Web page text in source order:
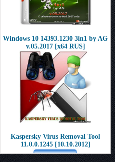
Windows 10 14393.1230 3in1 by AG
v.05.2017 [x64 RUS]
Kaspersky Virus Removal Tool
11.0.0.1245 [10.10.2012]